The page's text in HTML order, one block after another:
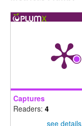
Captures
Readers: 4
see details